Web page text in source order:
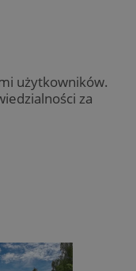
użytkowników.
za